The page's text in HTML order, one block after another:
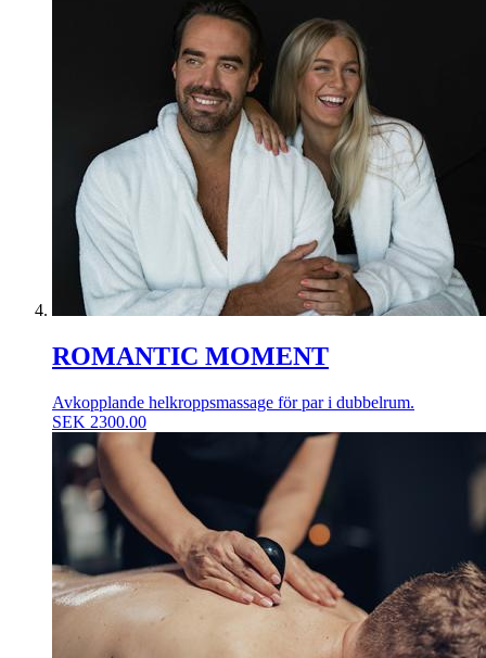
ROMANTIC MOMENT
Avkopplande helkroppsmassage för par i dubbelrum.
SEK 2300.00